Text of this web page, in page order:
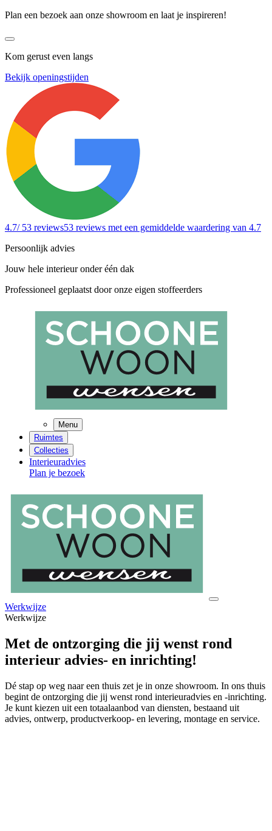
Plan een bezoek aan onze showroom en laat je inspireren!
Kom gerust even langs
Bekijk openingstijden
4.7/ 53 reviews53 reviews met een gemiddelde waardering van 4.7
Persoonlijk advies
Jouw hele interieur onder één dak
Professioneel geplaatst door onze eigen stoffeerders
Menu
Ruimtes
Collecties
Interieuradvies
Plan je bezoek
Werkwijze
Werkwijze
Met de ontzorging die jij wenst rond
interieur advies- en inrichting!
Dé stap op weg naar een thuis zet je in onze showroom. In ons thuis
begint de ontzorging die jij wenst rond interieuradvies en -inrichting.
Je kunt kiezen uit een totaalaanbod van diensten, bestaand uit
advies, ontwerp, productverkoop- en levering, montage en service.